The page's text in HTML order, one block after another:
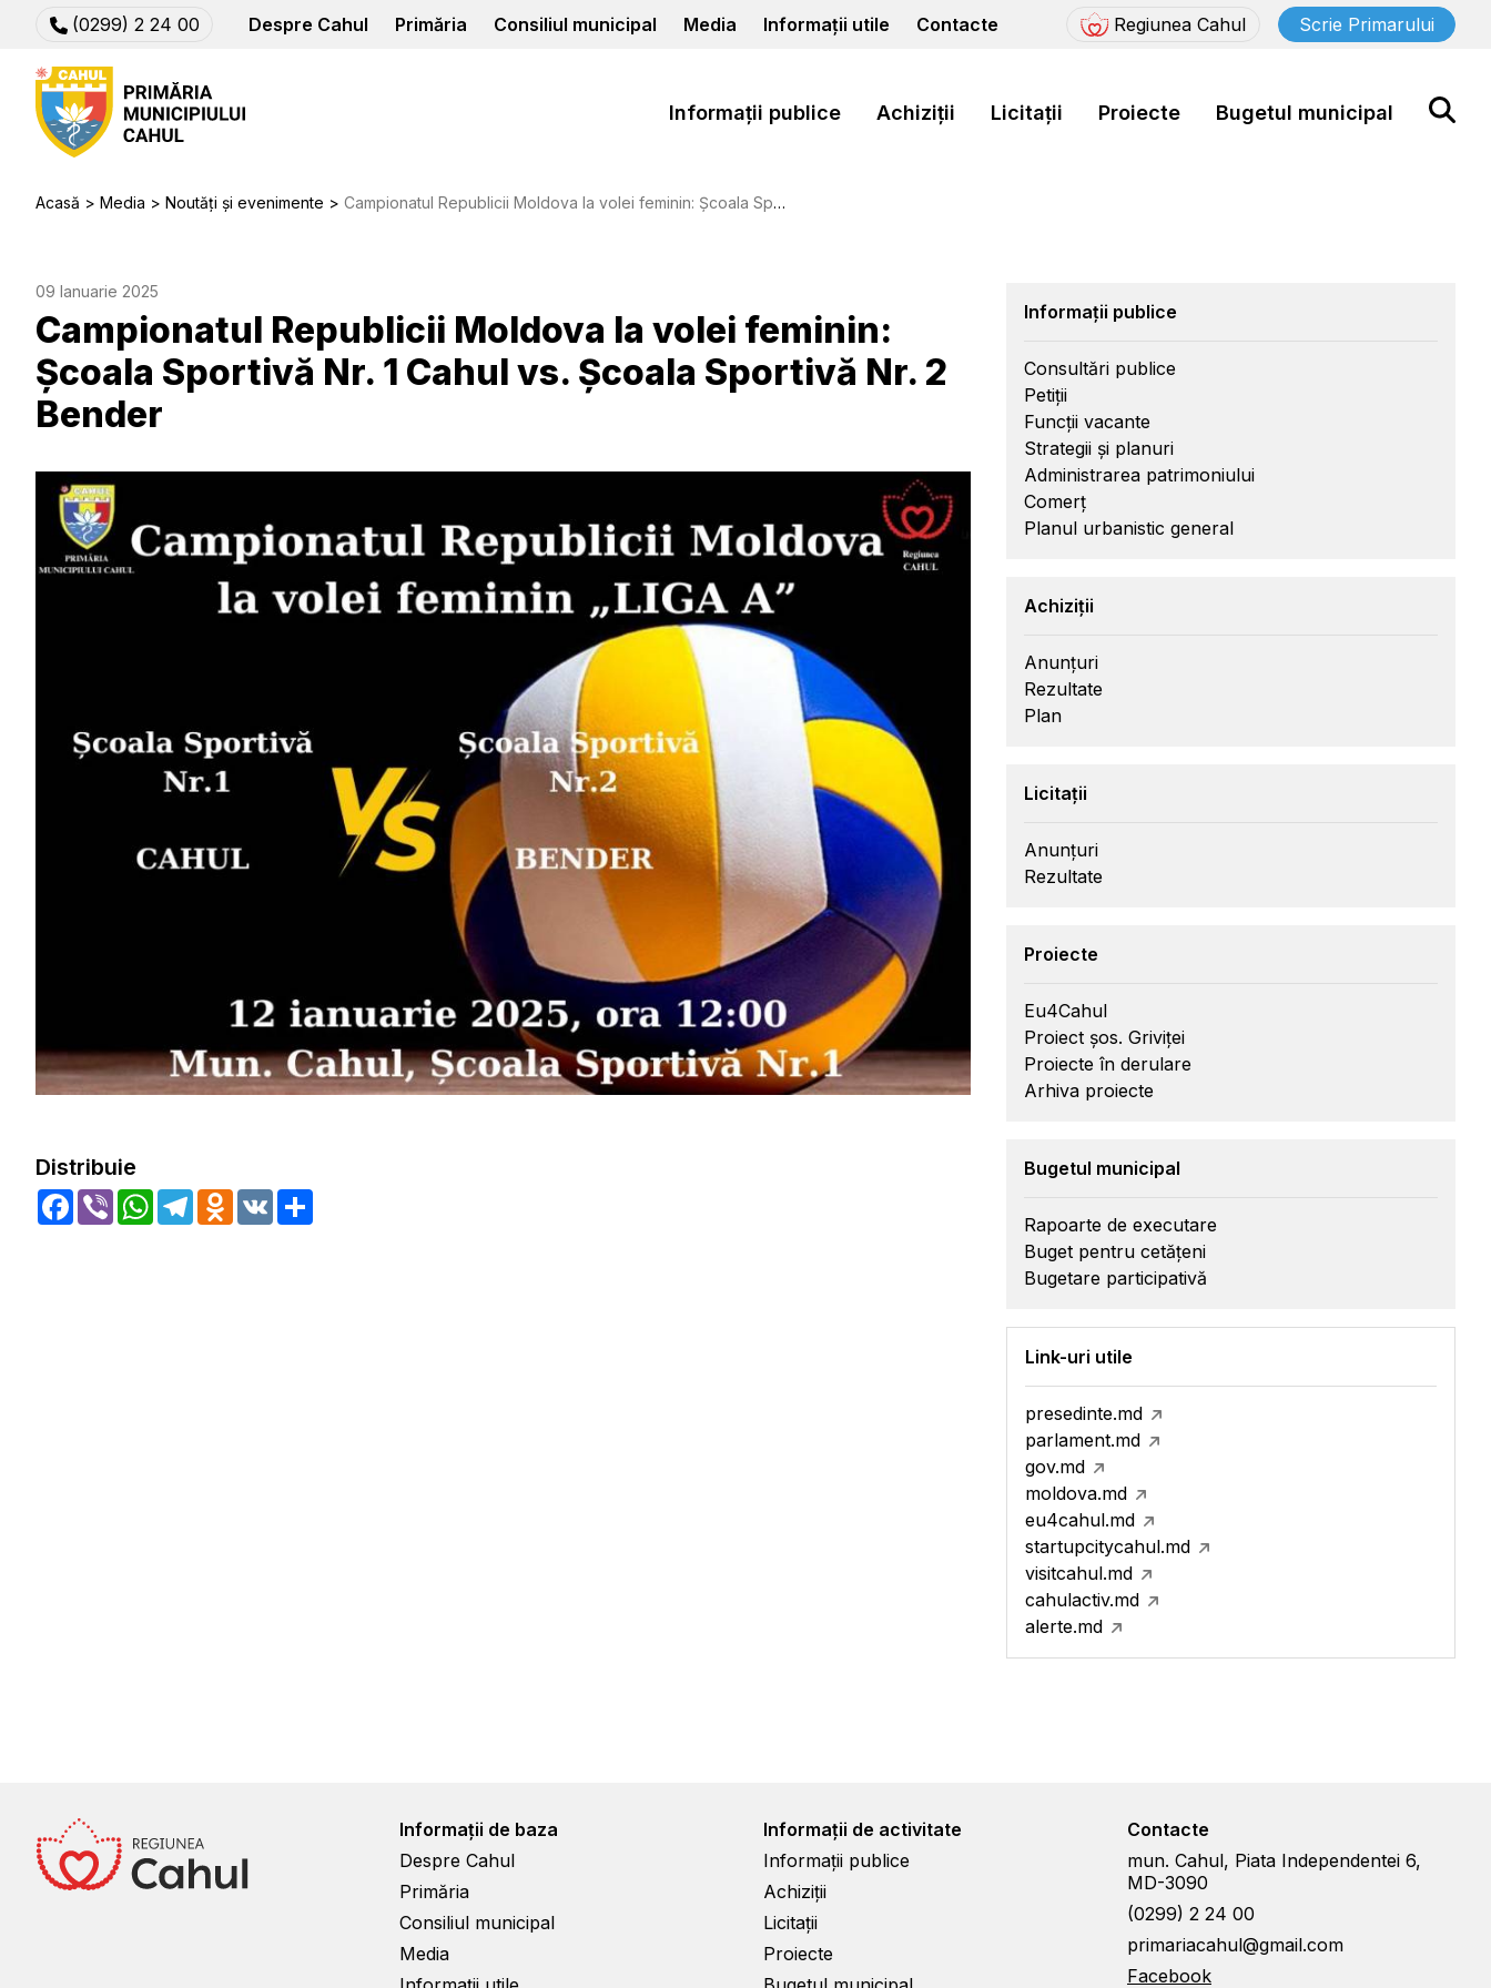
(0299) 2 24 00 Despre Cahul Primăria Consiliul municipal Media Informații utile Contacte Regiunea Cahul Scrie Primarului
Informații publice Achiziții Licitații Proiecte Bugetul municipal
Acasă Media Noutăți și evenimente Campionatul Republicii Moldova la volei feminin: Școala Sportivă Nr. 1 Cahul vs. Școala Sportivă Nr. 2 Bender
09 Ianuarie 2025
Campionatul Republicii Moldova la volei feminin:
Școala Sportivă Nr. 1 Cahul vs. Școala Sportivă Nr. 2
Bender
Distribuie
Facebook
Viber WhatsApp
TelegramOdnoklassniki
VK
Informații publice
Consultări publice
Petiții
Funcții vacante
Strategii și planuri
Administrarea patrimoniului
Comerț
Planul urbanistic general
Achiziții
Anunțuri
Rezultate
Plan
Licitații
Anunțuri
Rezultate
Proiecte
Eu4Cahul
Proiect șos. Griviței
Proiecte în derulare
Arhiva proiecte
Bugetul municipal
Rapoarte de executare
Buget pentru cetățeni
Bugetare participativă
Link-uri utile
presedinte.md
parlament.md
gov.md
moldova.md
eu4cahul.md
startupcitycahul.md
visitcahul.md
cahulactiv.md
alerte.md
Informații de baza
Despre Cahul
Primăria
Consiliul municipal
Media
Informații de activitate
Informații publice
Achiziții
Licitații
Proiecte
Contacte
mun. Cahul, Piata Independentei 6,
MD-3090
(0299) 2 24 00
primariacahul@gmail.com
Facebook